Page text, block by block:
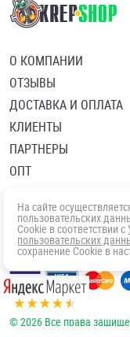
О КОМПАНИИ
ОТЗЫВЫ
ДОСТАВКА И ОПЛАТА
КЛИЕНТЫ
ПАРТНЕРЫ
ОПТ
Политика в отношении
Согласие посетителя
© 2026 Все права
На сайте
пользовательских
Cookie в соответствии с
пользовательских
сохранение Cookie в